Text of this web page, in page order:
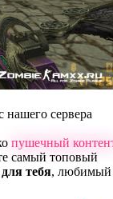
нашего сервера
пушечный
самый топовый
тебя, любимый